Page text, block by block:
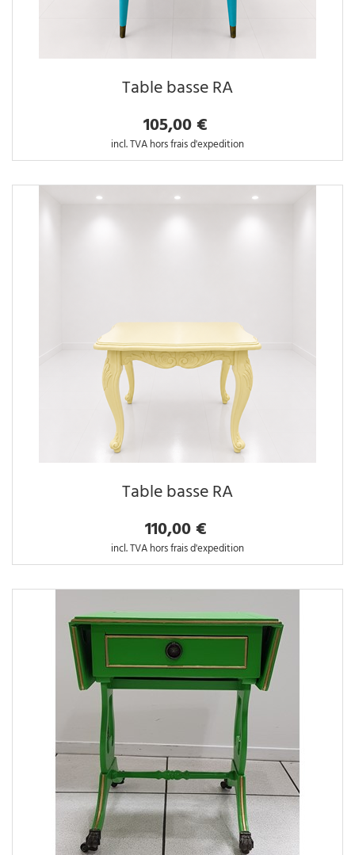
Table basse RA
105,00 €
incl. TVA hors frais d'expedition
Table basse RA
110,00 €
incl. TVA hors frais d'expedition